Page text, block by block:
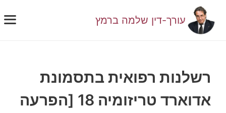
לתוכן
עורך-דין שלמה ברמץ
רשלנות רפואית בתסמונת
אדוארד טריזומיה 18 [הפרעה